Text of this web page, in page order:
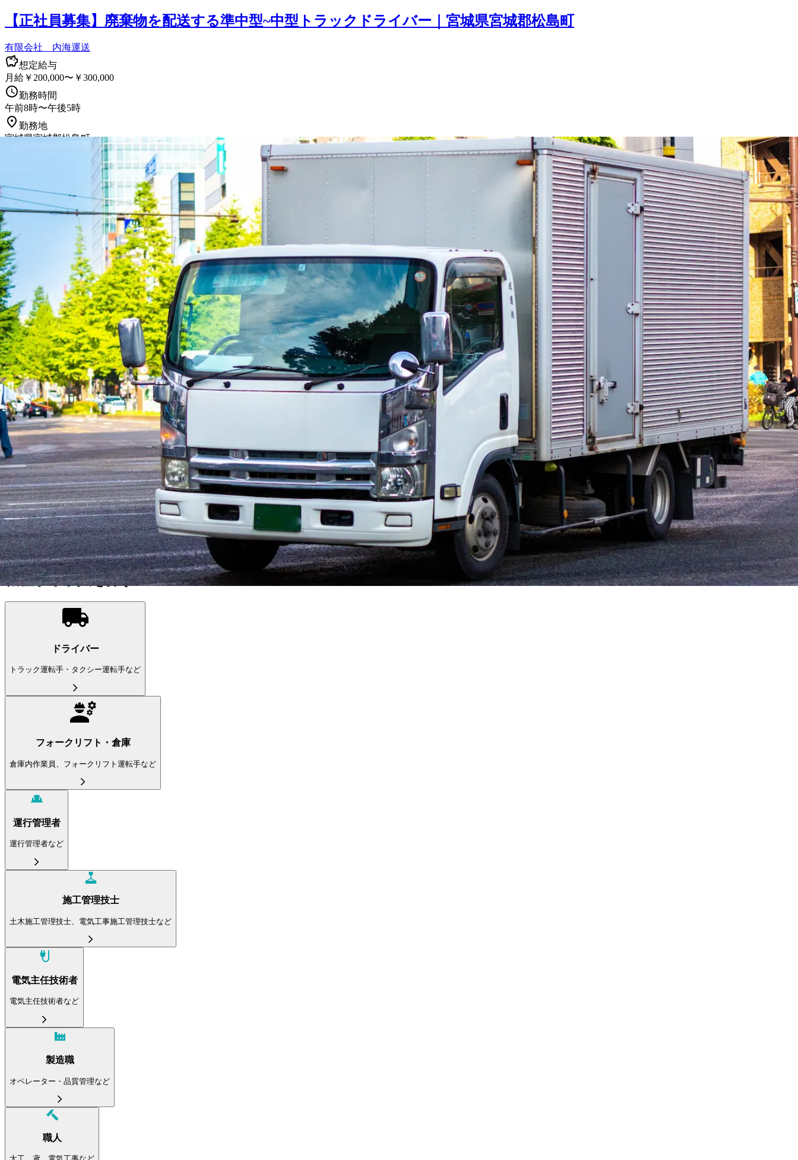
【正社員募集】廃棄物を配送する準中型~中型トラックドライバー｜宮城県宮城郡松島町
有限会社 内海運送
想定給与
月給￥200,000〜￥300,000
勤務時間
午前8時〜午後5時
勤務地
宮城県宮城郡松島町
正社員 産業廃棄物集配 トラック中型トラック・中型免許準中型トラック・準中型免許 2トン アームロール シニア歓迎日勤のみ 夏季休暇週休2日
詳しく見る
宮城県内の市区町村の正社員ドライバー求人を探す
仙台市青葉区仙台市宮城野区仙台市若林区仙台市太白区仙台市泉区石巻市塩竈市気仙沼市 白石市名取市角田市多賀城市 岩沼市 登米市栗原市 大崎市富谷市刈田郡蔵王町 柴田郡大河
原町柴田郡柴田町伊具郡丸森町亘理郡亘理町亘理郡山元町宮城郡松島町宮城郡七ヶ浜町宮城郡利府町黒川郡大和町 黒川郡大衡村 加美郡色麻町 加美郡加美町遠田郡美里町牡鹿郡女川町
勤務エリア
都道府県を変更
宮城郡松島町
選択しなおす
こだわり条件を追加する この条件で更に絞り込む
ドライバー
(22,208件）
職種から求人を探す
ドライバー
トラック運転手・タクシー運転手など
フォークリフト・倉庫
倉庫内作業員、フォークリフト運転手など
運行管理者
運行管理者など
施工管理技士
土木施工管理技士、電気工事施工管理技士など
電気主任技術者
電気主任技術者など
製造職
オペレーター・品質管理など
職人